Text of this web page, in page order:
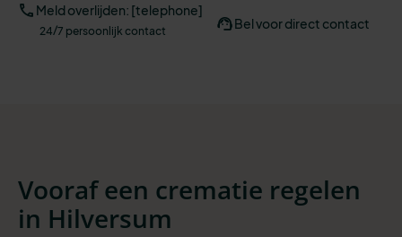
Meld overlijden: [telephone]
24/7 persoonlijk contact Bel voor direct contact
Vooraf een crematie regelen
in Hilversum